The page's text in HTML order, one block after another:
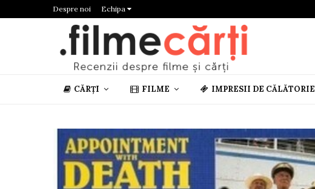
Despre noi Echipa
CĂRȚI FILME IMPRESII DE CĂLĂTORIE